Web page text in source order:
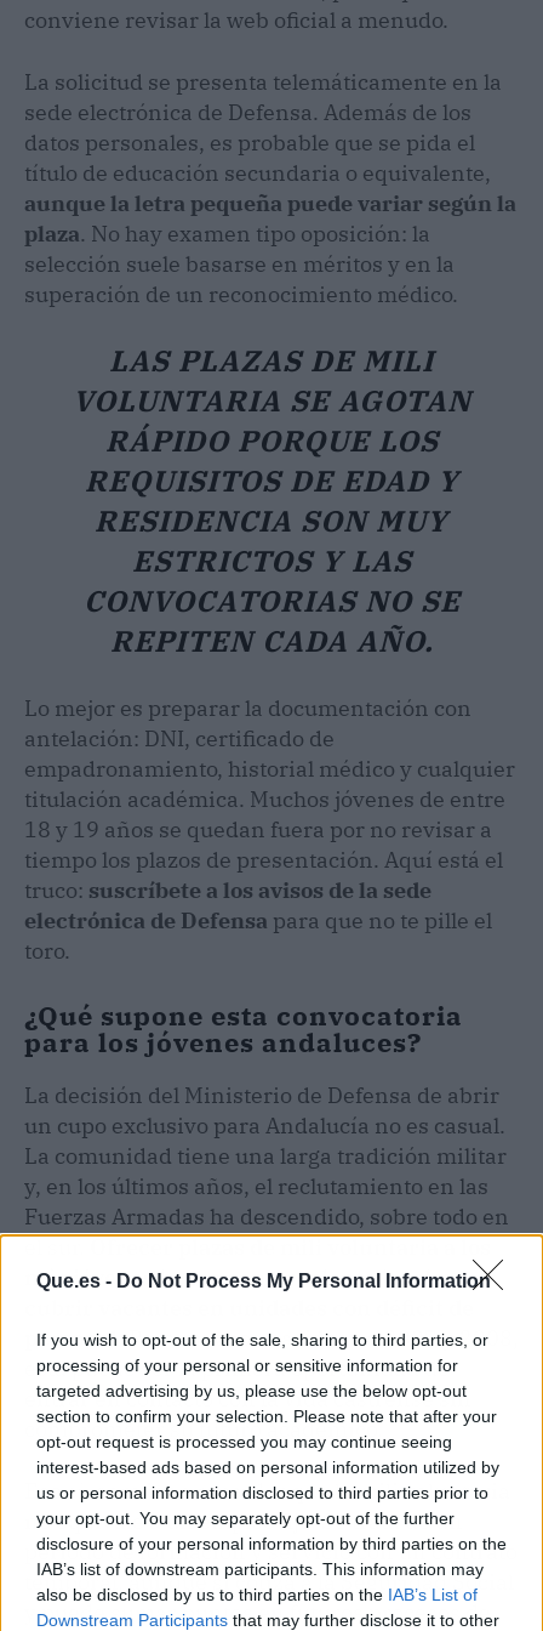
Que.es - Do Not Process My Personal Information
If you wish to opt-out of the sale, sharing to third parties, or
processing of your personal or sensitive information for
targeted advertising by us, please use the below opt-out
section to confirm your selection. Please note that after your
opt-out request is processed you may continue seeing
interest-based ads based on personal information utilized by
us or personal information disclosed to third parties prior to
your opt-out. You may separately opt-out of the further
disclosure of your personal information by third parties on the
IAB’s list of downstream participants. This information may
also be disclosed by us to third parties on the IAB’s List of
Downstream Participants that may further disclose it to other
conviene revisar la web oficial a menudo.
La solicitud se presenta telemáticamente en la
sede electrónica de Defensa. Además de los
datos personales, es probable que se pida el
título de educación secundaria o equivalente,
aunque la letra pequeña puede variar según la
plaza. No hay examen tipo oposición: la
selección suele basarse en méritos y en la
superación de un reconocimiento médico.
LAS PLAZAS DE MILI
VOLUNTARIA SE AGOTAN
RÁPIDO PORQUE LOS
REQUISITOS DE EDAD Y
RESIDENCIA SON MUY
ESTRICTOS Y LAS
CONVOCATORIAS NO SE
REPITEN CADA AÑO.
Lo mejor es preparar la documentación con
antelación: DNI, certificado de
empadronamiento, historial médico y cualquier
titulación académica. Muchos jóvenes de entre
18 y 19 años se quedan fuera por no revisar a
tiempo los plazos de presentación. Aquí está el
truco: suscríbete a los avisos de la sede
electrónica de Defensa para que no te pille el
toro.
¿Qué supone esta convocatoria
para los jóvenes andaluces?
La decisión del Ministerio de Defensa de abrir
un cupo exclusivo para Andalucía no es casual.
La comunidad tiene una larga tradición militar
y, en los últimos años, el reclutamiento en las
Fuerzas Armadas ha descendido, sobre todo en
más jóvenes busca captar talento local y
personal . Para muchos nacidos en 2007 y 2008,
esta puede ser la primera oportunidad de
entrar en contacto con la vida castrense sin
comprometer su futuro académico.
Eso sí, conviene recordar que la mili voluntaria
no equivale a un empleo fijo. Se trata de un
periodo de formación y servicio con un contrato
temporal, aunque sí cotiza a la Seguridad Social
y puede sumar puntos en futuros procesos de